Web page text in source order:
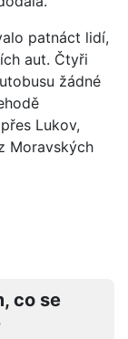
patnáct lidí,
aut. Čtyři
žádné
Lukov,
Moravských
co se